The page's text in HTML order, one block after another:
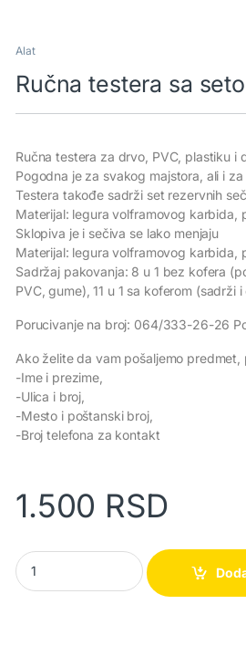
Alat
Ručna testera sa
Ručna testera za drvo, PVC, plastiku i
Pogodna je za svakog majstora, ali i
Testera takođe sadrži set rezervnih
Materijal: legura volframovog karbida,
Sklopiva je i sečiva se lako menjaju
Materijal: legura volframovog karbida,
Sadržaj pakovanja: 8 u 1 bez kofera
PVC, gume), 11 u 1 sa koferom
Porucivanje na broj: 064/333-26-26
Ako želite da vam pošaljemo
-Ime i prezime,
-Ulica i broj,
-Mesto i poštanski broj,
-Broj telefona za kontakt
1.500 RSD
Ručna testera sa setom sečiva quantity